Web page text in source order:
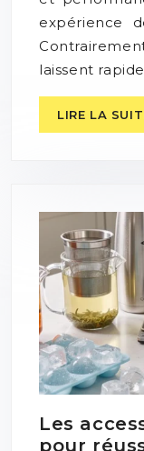
expérience
laissent
LIRE LA
Les
pour